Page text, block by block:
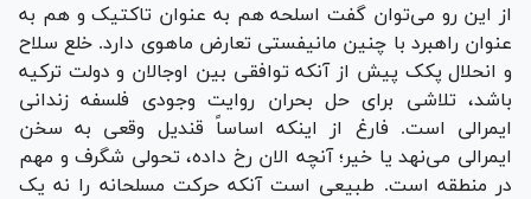
از این رو می‌توان گفت اسلحه هم به عنوان تاکتیک و هم به
عنوان راهبرد با چنین مانیفستی تعارض ماهوی دارد. خلع سلاح
و انحلال پ‎ک‎ک پیش از آنکه توافقی بین اوجالان و دولت ترکیه
باشد، تلاشی برای حل بحران روایت وجودی فلسفه زندانی
ایمرالی است. فارغ از اینکه اساساً قندیل وقعی به سخن
ایمرالی می‌نهد یا خیر؛ آنچه الان رخ داده، تحولی شگرف و مهم
در منطقه است. طبیعی است آنکه حرکت مسلحانه را نه یک